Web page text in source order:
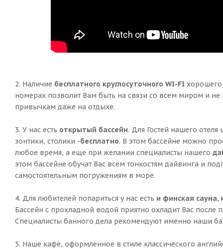
2. Наличие бесплатного круглосуточного WI-FI хорошего
номерах позволит Вам быть на связи со всем миром и не
привычкам даже на отдыхе.
3. У нас есть открытый бассейн. Для Гостей нашего отеля
зонтики, столики -бесплатно. В этом бассейне можно
любое время, а еще при желании специалисты нашего
этом бассейне обучат Вас всем тонкостям дайвинга и
самостоятельным погружениям в море.
4. Для любителей попариться у нас есть и финская сауна,
Бассейн с прохладной водой приятно охладит Вас после
Специалисты банного дела рекомендуют именно наши
5. Наше кафе, оформленное в стиле классического